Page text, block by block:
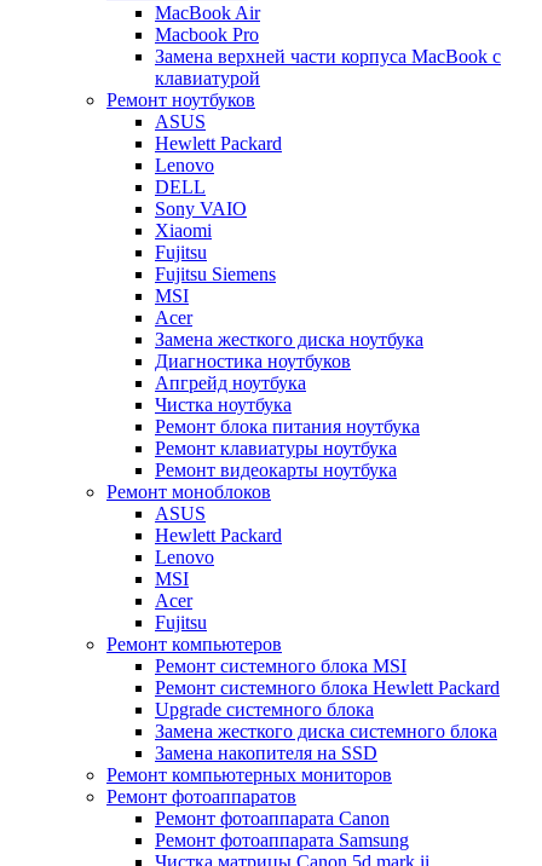
MacBook Air
Macbook Pro
Замена верхней части корпуса MacBook с
клавиатурой
Ремонт ноутбуков
ASUS
Hewlett Packard
Lenovo
DELL
Sony VAIO
Xiaomi
Fujitsu
Fujitsu Siemens
MSI
Acer
Замена жесткого диска ноутбука
Диагностика ноутбуков
Апгрейд ноутбука
Чистка ноутбука
Ремонт блока питания ноутбука
Ремонт клавиатуры ноутбука
Ремонт видеокарты ноутбука
Ремонт моноблоков
ASUS
Hewlett Packard
Lenovo
MSI
Acer
Fujitsu
Ремонт компьютеров
Ремонт системного блока MSI
Ремонт системного блока Hewlett Packard
Upgrade системного блока
Замена жесткого диска системного блока
Замена накопителя на SSD
Ремонт компьютерных мониторов
Ремонт фотоаппаратов
Ремонт фотоаппарата Canon
Ремонт фотоаппарата Samsung
Чистка матрицы Canon 5d mark ii